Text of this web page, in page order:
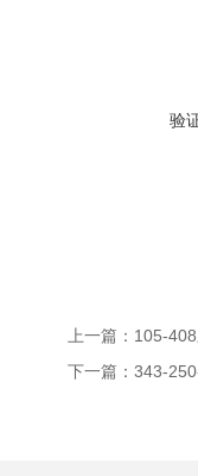
验
上一篇： 105-
下一篇： 343-